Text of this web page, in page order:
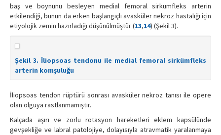
baş ve boynunu besleyen medial femoral sirkumfleks arterin
etkilendiği, bunun da erken başlangıçlı avasküler nekroz hastalığı için
etiyolojik zemin hazırladığı düşünülmüştür (13,14) (Şekil 3).
Şekil 3. İliopsoas tendonu ile medial femoral sirkümfleks
arterin komşuluğu
İliopsoas tendon rüptürü sonrası avasküler nekroz tanısı ile opere
olan olguya rastlanmamıştır.
Kalçada aşırı ve zorlu rotasyon hareketleri eklem kapsülünde
gevşekliğe ve labral patolojiye, dolayısıyla atravmatik yaralanmaya